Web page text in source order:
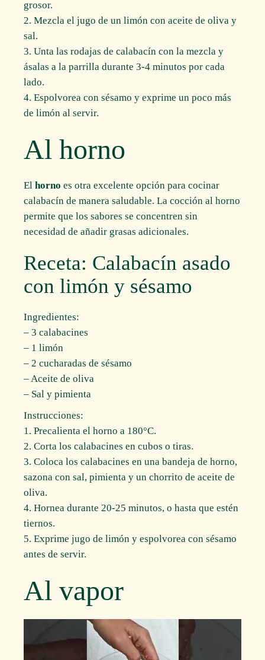
grosor.
2. Mezcla el jugo de un limón con aceite de oliva y
sal.
3. Unta las rodajas de calabacín con la mezcla y
ásalas a la parrilla durante 3-4 minutos por cada
lado.
4. Espolvorea con sésamo y exprime un poco más
de limón al servir.
Al horno
Elhorno es otra excelente opción para cocinar
calabacín de manera saludable. La cocción al horno
permite que los sabores se concentren sin
necesidad de añadir grasas adicionales.
Receta: Calabacín asado
con limón y sésamo
Ingredientes:
– 3 calabacines
– 1 limón
– 2 cucharadas de sésamo
– Aceite de oliva
– Sal y pimienta
Instrucciones:
1. Precalienta el horno a 180°C.
2. Corta los calabacines en cubos o tiras.
3. Coloca los calabacines en una bandeja de horno,
sazona con sal, pimienta y un chorrito de aceite de
oliva.
4. Hornea durante 20-25 minutos, o hasta que estén
tiernos.
5. Exprime jugo de limón y espolvorea con sésamo
antes de servir.
Al vapor